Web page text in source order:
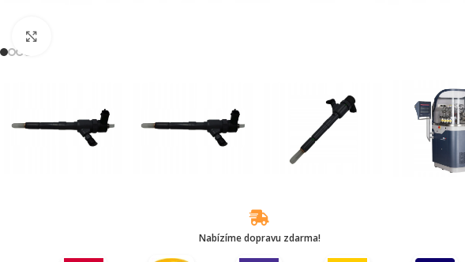
Nabízíme dopravu zdarma!